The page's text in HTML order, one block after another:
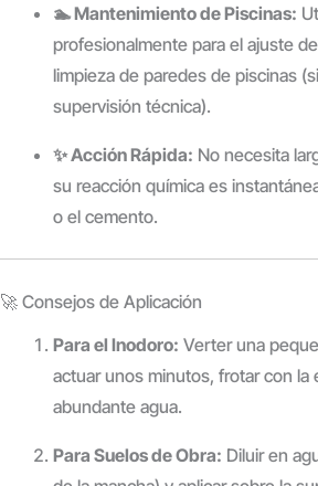
🏊 Mantenimiento de Piscinas:
profesionalmente para el ajuste
limpieza de paredes de piscinas
supervisión técnica).
✨ Acción Rápida: No necesita
su reacción química es
o el cemento.
🚀 Consejos de Aplicación
Para el Inodoro: Verter una
actuar unos minutos, frotar con la
abundante agua.
Para Suelos de Obra: Diluir en